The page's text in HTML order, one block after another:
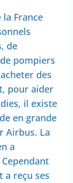
France
de
pompiers
des
pour aider
il existe
en grande
Airbus. La
a
a reçu ses